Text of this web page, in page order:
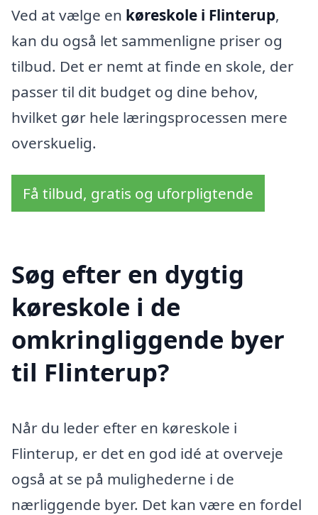
Ved at vælge en køreskole i Flinterup,
kan du også let sammenligne priser og
tilbud. Det er nemt at finde en skole, der
passer til dit budget og dine behov,
hvilket gør hele læringsprocessen mere
overskuelig.
Få tilbud, gratis og uforpligtende
Søg efter en dygtig
køreskole i de
omkringliggende byer
til Flinterup?
Når du leder efter en køreskole i
Flinterup, er det en god idé at overveje
også at se på mulighederne i de
nærliggende byer. Det kan være en fordel